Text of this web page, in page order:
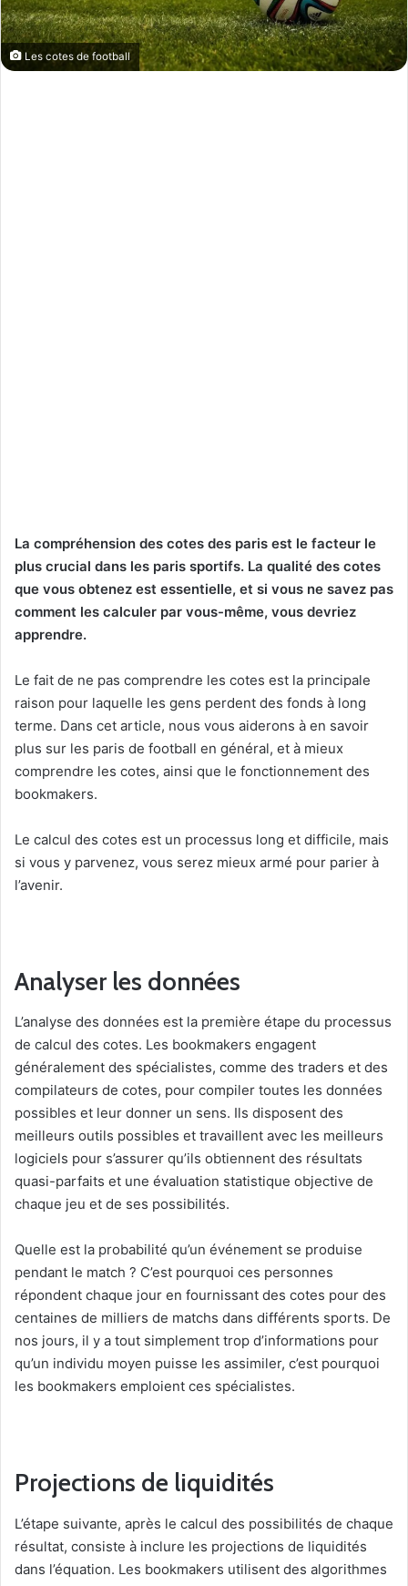
Les cotes de football
La compréhension des cotes des paris est le facteur le
plus crucial dans les paris sportifs. La qualité des cotes
que vous obtenez est essentielle, et si vous ne savez pas
comment les calculer par vous-même, vous devriez
apprendre.
Le fait de ne pas comprendre les cotes est la principale
raison pour laquelle les gens perdent des fonds à long
terme. Dans cet article, nous vous aiderons à en savoir
plus sur les paris de football en général, et à mieux
comprendre les cotes, ainsi que le fonctionnement des
bookmakers.
Le calcul des cotes est un processus long et difficile, mais
si vous y parvenez, vous serez mieux armé pour parier à
l’avenir.
Analyser les données
L’analyse des données est la première étape du processus
de calcul des cotes. Les bookmakers engagent
généralement des spécialistes, comme des traders et des
compilateurs de cotes, pour compiler toutes les données
possibles et leur donner un sens. Ils disposent des
meilleurs outils possibles et travaillent avec les meilleurs
logiciels pour s’assurer qu’ils obtiennent des résultats
quasi-parfaits et une évaluation statistique objective de
chaque jeu et de ses possibilités.
Quelle est la probabilité qu’un événement se produise
pendant le match ? C’est pourquoi ces personnes
répondent chaque jour en fournissant des cotes pour des
centaines de milliers de matchs dans différents sports. De
nos jours, il y a tout simplement trop d’informations pour
qu’un individu moyen puisse les assimiler, c’est pourquoi
les bookmakers emploient ces spécialistes.
Projections de liquidités
L’étape suivante, après le calcul des possibilités de chaque
résultat, consiste à inclure les projections de liquidités
dans l’équation. Les bookmakers utilisent des algorithmes